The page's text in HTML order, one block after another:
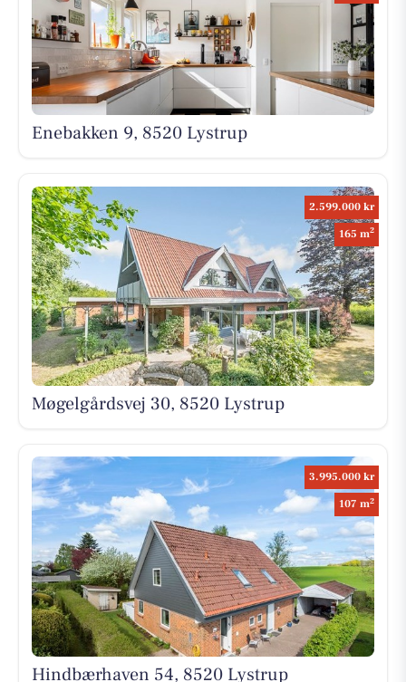
Enebakken 9, 8520 Lystrup
2.599.000 kr
165 m2
Møgelgårdsvej 30, 8520 Lystrup
3.995.000 kr
107 m2
Hindbærhaven 54, 8520 Lystrup